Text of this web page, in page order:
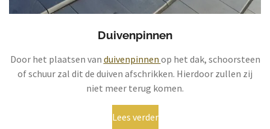
Duivenpinnen
Door het plaatsen van duivenpinnen op het dak, schoorsteen
of schuur zal dit de duiven afschrikken. Hierdoor zullen zij
niet meer terug komen.
Lees verder